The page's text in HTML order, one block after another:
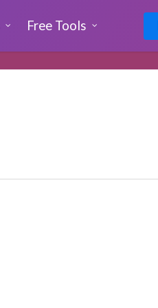
Free Tools